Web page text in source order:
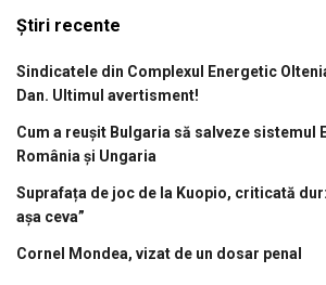
Știri recente
Sindicatele din Complexul Energetic
Dan. Ultimul avertisment!
Cum a reușit Bulgaria să salveze sistemul
România și Ungaria
Suprafața de joc de la Kuopio, criticată
așa ceva”
Cornel Mondea, vizat de un dosar penal